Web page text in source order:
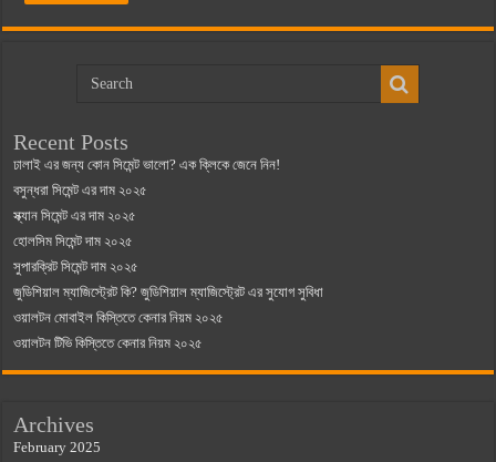
Recent Posts
ঢালাই এর জন্য কোন সিমেন্ট ভালো? এক ক্লিকে জেনে নিন!
বসুন্ধরা সিমেন্ট এর দাম ২০২৫
স্ক্যান সিমেন্ট এর দাম ২০২৫
হোলসিম সিমেন্ট দাম ২০২৫
সুপারক্রিট সিমেন্ট দাম ২০২৫
জুডিশিয়াল ম্যাজিস্ট্রেট কি? জুডিশিয়াল ম্যাজিস্ট্রেট এর সুযোগ সুবিধা
ওয়ালটন মোবাইল কিস্তিতে কেনার নিয়ম ২০২৫
ওয়ালটন টিভি কিস্তিতে কেনার নিয়ম ২০২৫
Archives
February 2025